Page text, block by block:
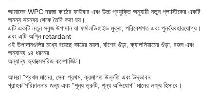
আমাদের WPC দরজা কাঠের ফাইবার এবং উচ্চ প্রযুক্তি অনুযায়ী নতুন প্লাস্টিকের একটি
অনন্য সমন্বয় থেকে তৈরি করা হয়।
এটি একটি নতুন সবুজ উপাদান যা ফর্মালডিহাইড মুক্ত, পরিবেশগত এবং পুনর্ব্যবহারযোগ্য।
এবং এটি অগ্নি retardant
এই উপাদানগুলির মধ্যে রয়েছে কাঠের ময়দা, বাঁশের গুঁড়া, ক্যালসিয়ামের গুঁড়া, রজন এবং
অন্যান্য ১৪ ধরনের
অন্যান্য অ্যাক্সেসরিজ কম্পোজিট।
আমরা "প্রথম মানের, সেবা প্রথম, ক্রমাগত উন্নতি এবং উদ্ভাবন
গ্রাহক"পরিচালনার জন্য এবং "শূন্য ত্রুটি, শূন্য অভিযোগ" মানের লক্ষ্য হিসাবে।